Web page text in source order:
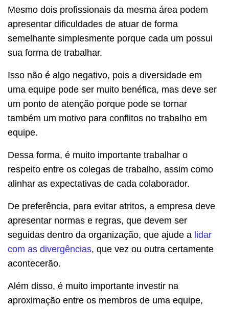
Mesmo dois profissionais da mesma área podem
apresentar dificuldades de atuar de forma
semelhante simplesmente porque cada um possui
sua forma de trabalhar.
Isso não é algo negativo, pois a diversidade em
uma equipe pode ser muito benéfica, mas deve ser
um ponto de atenção porque pode se tornar
também um motivo para conflitos no trabalho em
equipe.
Dessa forma, é muito importante trabalhar o
respeito entre os colegas de trabalho, assim como
alinhar as expectativas de cada colaborador.
De preferência, para evitar atritos, a empresa deve
apresentar normas e regras, que devem ser
seguidas dentro da organização, que ajude a lidar
com as divergências, que vez ou outra certamente
acontecerão.
Além disso, é muito importante investir na
aproximação entre os membros de uma equipe,